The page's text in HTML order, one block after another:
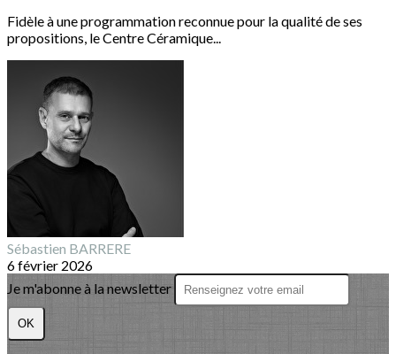
Fidèle à une programmation reconnue pour la qualité de ses
propositions, le Centre Céramique...
Sébastien BARRERE
6 février 2026
Je m'abonne à la newsletter
OK